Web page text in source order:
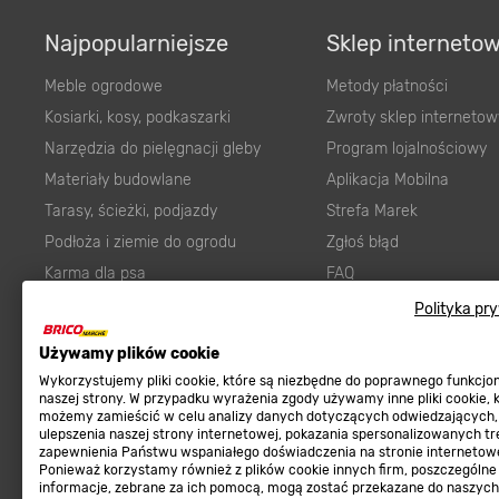
Polityka
Używamy plików cookie
Wykorzystujemy pliki cookie, które są niezbędne do poprawnego
naszej strony. W przypadku wyrażenia zgody używamy inne pliki cookie,
możemy zamieścić w celu analizy danych dotyczących odwiedzających,
ulepszenia naszej strony internetowej, pokazania spersonalizowanych
zapewnienia Państwu wspaniałego doświadczenia na stronie
Ponieważ korzystamy również z plików cookie innych firm, poszczególne
informacje, zebrane za ich pomocą, mogą zostać przekazane do naszych
Kosiarki, kosy, podkaszarki
Narzędzia do pielęgnacji gleby
Materiały budowlane
Tarasy, ścieżki, podjazdy
Podłoża i ziemie do ogrodu
Karma dla psa
Ogród
Elektryka
Panele
Elektronarzędzia
Płytki
Panele podłogowe
Zwroty sklep internetowy
Program lojalnościowy
Aplikacja Mobilna
Strefa Marek
Zgłoś błąd
FAQ
Prawny obowiązek
zgodności towaru z
Regulaminy
Regulaminy
Polityka prywatności